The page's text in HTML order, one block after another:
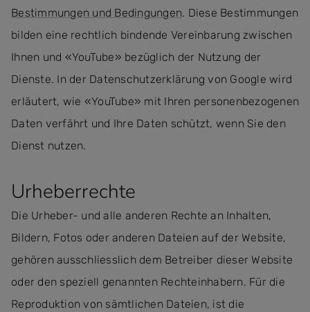
Bestimmungen und Bedingungen. Diese Bestimmungen
bilden eine rechtlich bindende Vereinbarung zwischen
Ihnen und «YouTube» bezüglich der Nutzung der
Dienste. In der Datenschutzerklärung von Google wird
erläutert, wie «YouTube» mit Ihren personenbezogenen
Daten verfährt und Ihre Daten schützt, wenn Sie den
Dienst nutzen.
Urheberrechte
Die Urheber- und alle anderen Rechte an Inhalten,
Bildern, Fotos oder anderen Dateien auf der Website,
gehören ausschliesslich dem Betreiber dieser Website
oder den speziell genannten Rechteinhabern. Für die
Reproduktion von sämtlichen Dateien, ist die